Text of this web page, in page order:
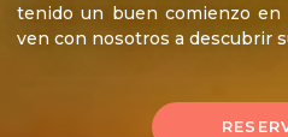
tenido un buen comienzo en
ven con nosotros a descubrir